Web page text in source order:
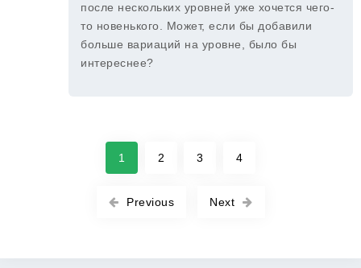
после нескольких уровней уже хочется чего-
то новенького. Может, если бы добавили
больше вариаций на уровне, было бы
интереснее?
Previous
1 2 3 4
Next